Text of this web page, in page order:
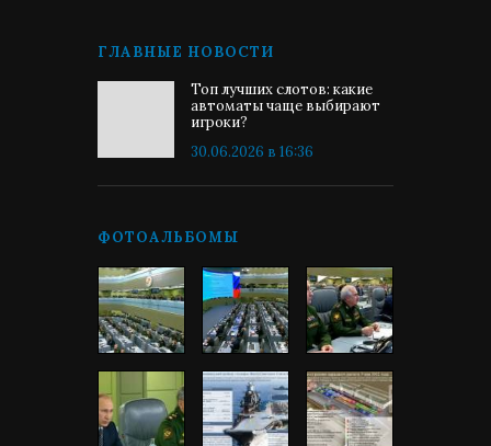
ГЛАВНЫЕ НОВОСТИ
Топ лучших слотов: какие
автоматы чаще выбирают
игроки?
30.06.2026 в 16:36
ФОТОАЛЬБОМЫ